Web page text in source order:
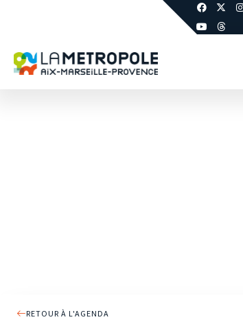
RETOUR À L'AGENDA